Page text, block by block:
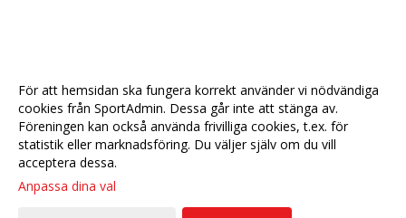
För att hemsidan ska fungera korrekt använder vi nödvändiga
cookies från SportAdmin. Dessa går inte att stänga av.
Föreningen kan också använda frivilliga cookies, t.ex. för
statistik eller marknadsföring. Du väljer själv om du vill
acceptera dessa.
Anpassa dina val